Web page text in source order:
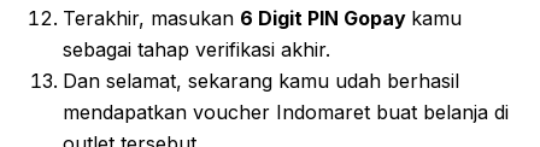
Terakhir, masukan 6 Digit PIN Gopay kamu
sebagai tahap verifikasi akhir.
Dan selamat, sekarang kamu udah berhasil
mendapatkan voucher Indomaret buat belanja di